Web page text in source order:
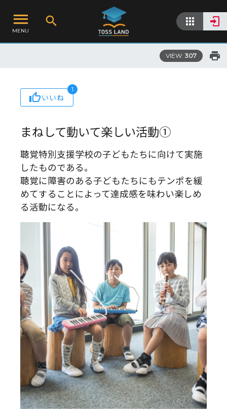
MENU
VIEW: 307
いいね
1
まねして動いて楽しい活動①
聴覚特別支援学校の子どもたちに向けて実施
したものである。
聴覚に障害のある子どもたちにもテンポを緩
めてすることによって達成感を味わい楽しめ
る活動になる。